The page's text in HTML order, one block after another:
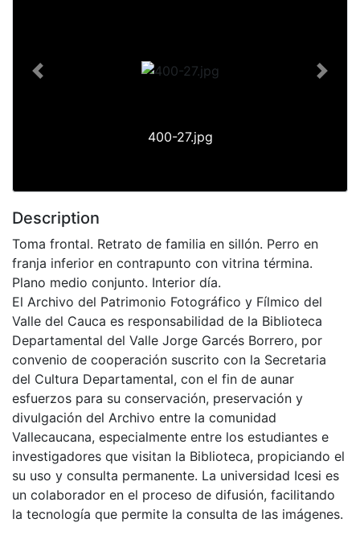
400-27.jpg
Previous Next
Description
Toma frontal. Retrato de familia en sillón. Perro en
franja inferior en contrapunto con vitrina términa.
Plano medio conjunto. Interior día.
El Archivo del Patrimonio Fotográfico y Fílmico del
Valle del Cauca es responsabilidad de la Biblioteca
Departamental del Valle Jorge Garcés Borrero, por
convenio de cooperación suscrito con la Secretaria
del Cultura Departamental, con el fin de aunar
esfuerzos para su conservación, preservación y
divulgación del Archivo entre la comunidad
Vallecaucana, especialmente entre los estudiantes e
investigadores que visitan la Biblioteca, propiciando el
su uso y consulta permanente. La universidad Icesi es
un colaborador en el proceso de difusión, facilitando
la tecnología que permite la consulta de las imágenes.